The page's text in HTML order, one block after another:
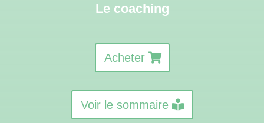
Le coaching
Acheter
Voir le sommaire